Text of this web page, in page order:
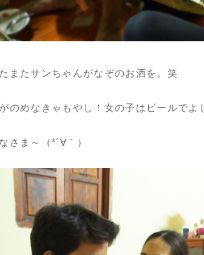
またサンちゃんがなぞのお酒を。笑
のめなきゃもやし！女の子はビールでよ
さま～（*´∀｀）